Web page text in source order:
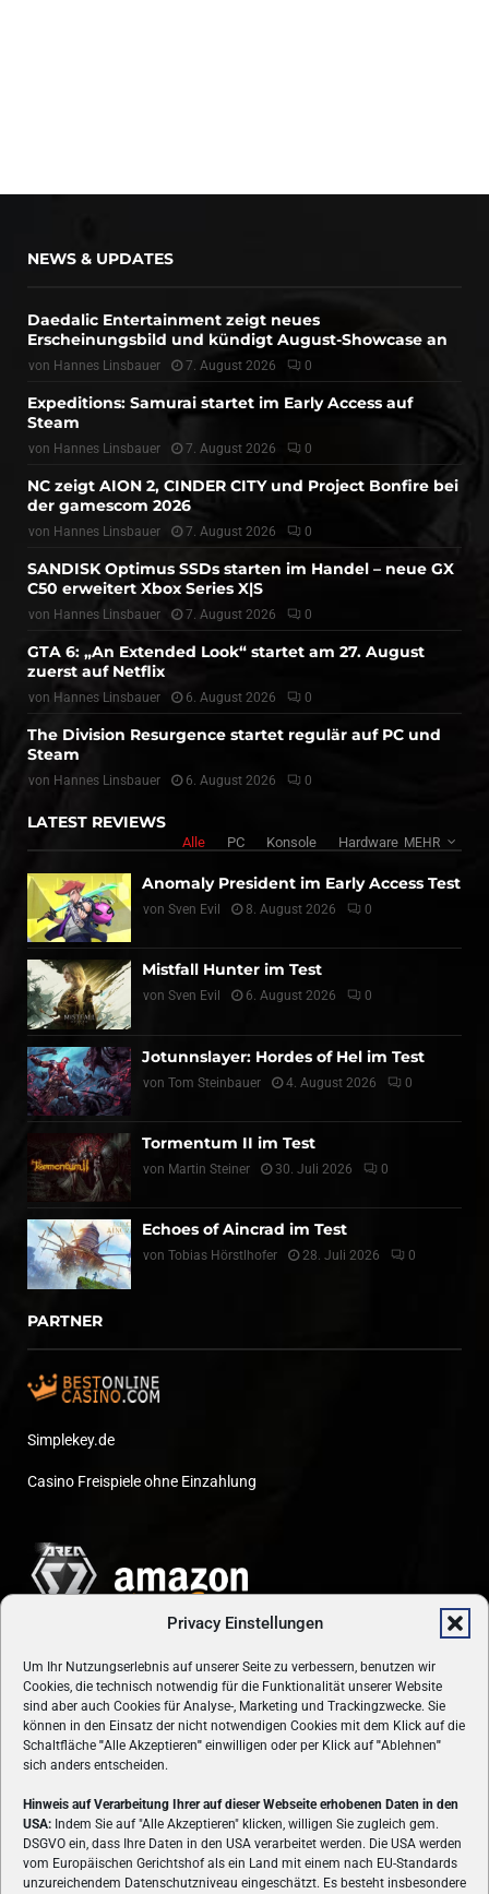
Privacy Einstellungen
Um Ihr Nutzungserlebnis auf unserer Seite zu verbessern, benutzen wir
Cookies, die technisch notwendig für die Funktionalität unserer Website
sind aber auch Cookies für Analyse-, Marketing und Trackingzwecke. Sie
können in den Einsatz der nicht notwendigen Cookies mit dem Klick auf die
Schaltfläche "Alle Akzeptieren" einwilligen oder per Klick auf"Ablehnen"
sich anders entscheiden.
Hinweis auf Verarbeitung Ihrer auf dieser Webseite erhobenen Daten in den
USA: Indem Sie auf "Alle Akzeptieren" klicken, willigen Sie zugleich gem.
DSGVO ein, dass Ihre Daten in den USA verarbeitet werden. Die USA werden
vom Europäischen Gerichtshof als ein Land mit einem nach EU-Standards
unzureichendem Datenschutzniveau eingeschätzt. Es besteht insbesondere
NEWS & UPDATES
Daedalic Entertainment zeigt neues
Erscheinungsbild und kündigt August-Showcase an
von Hannes Linsbauer 7. August 2026 0
Expeditions: Samurai startet im Early Access auf
Steam
von Hannes Linsbauer 7. August 2026 0
NC zeigt AION 2, CINDER CITY und Project Bonfire bei
der gamescom 2026
von Hannes Linsbauer 7. August 2026 0
SANDISK Optimus SSDs starten im Handel – neue GX
C50 erweitert Xbox Series X|S
von Hannes Linsbauer 7. August 2026 0
GTA 6: „An Extended Look“ startet am 27. August
zuerst auf Netflix
von Hannes Linsbauer 6. August 2026 0
The Division Resurgence startet regulär auf PC und
Steam
von Hannes Linsbauer 6. August 2026 0
LATEST REVIEWS
Alle PC Konsole Hardware MEHR
Anomaly President im Early Access Test
von Sven Evil 8. August 2026 0
Mistfall Hunter im Test
von Sven Evil 6. August 2026 0
Jotunnslayer: Hordes of Hel im Test
von Tom Steinbauer 4. August 2026 0
Tormentum II im Test
von Martin Steiner 30. Juli 2026 0
Echoes of Aincrad im Test
von Tobias Hörstlhofer 28. Juli 2026 0
PARTNER
Simplekey.de
Casino Freispiele ohne Einzahlung
ÜBER UNS
VON GAMERN, FÜR GAMER! Gamers.at ist das älteste Online-